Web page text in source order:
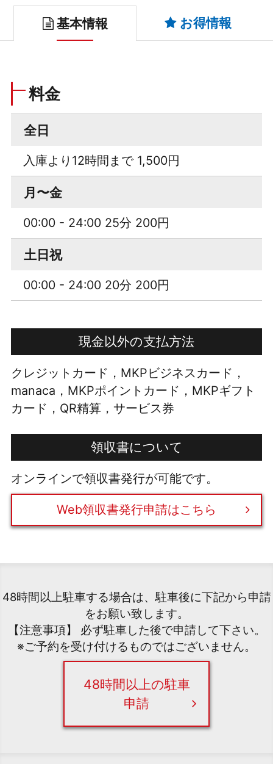
基本情報 お得情報
料金
全日
入庫より12時間まで 1,500円
月〜金
00:00 - 24:00 25分 200円
土日祝
00:00 - 24:00 20分 200円
現金以外の支払方法
クレジットカード，MKPビジネスカード，
manaca，MKPポイントカード，MKPギフト
カード，QR精算，サービス券
領収書について
オンラインで領収書発行が可能です。
Web領収書発行申請はこちら
48時間以上駐車する場合は、駐車後に下記から申請
をお願い致します。
【注意事項】 必ず駐車した後で申請して下さい。
※ご予約を受け付けるものではございません。
48時間以上の駐車
申請